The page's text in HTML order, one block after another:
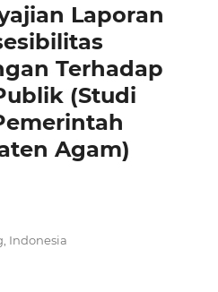
Laporan
Terhadap
(Studi
Agam)
Indonesia